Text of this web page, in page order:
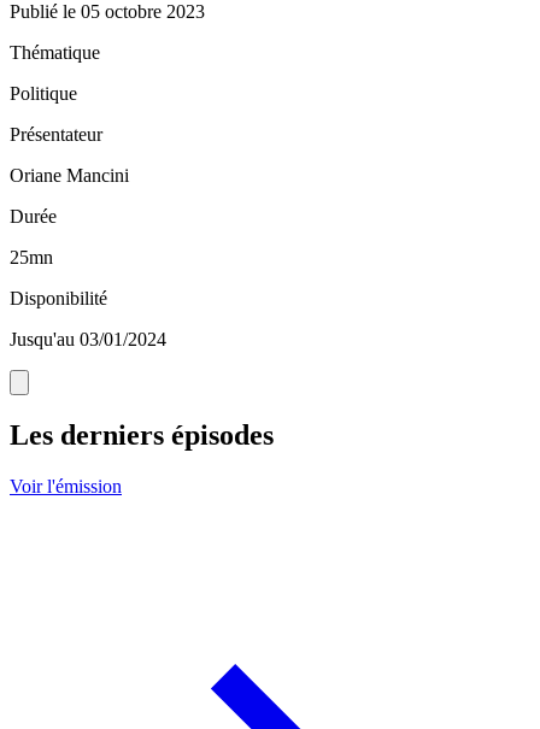
Publié le 05 octobre 2023
Thématique
Politique
Présentateur
Oriane Mancini
Durée
25mn
Disponibilité
Jusqu'au 03/01/2024
Les derniers épisodes
Voir l'émission